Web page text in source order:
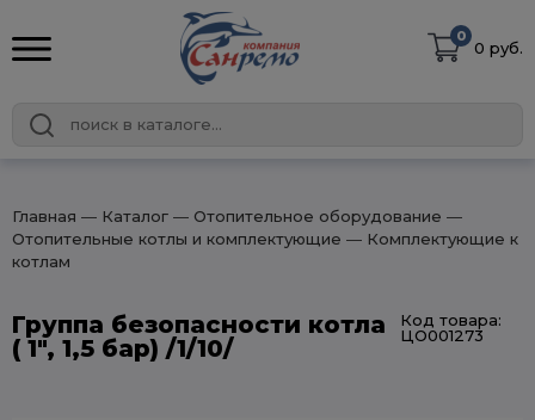
0
0 руб.
Главная ― Каталог ― Отопительное оборудование ―
Отопительные котлы и комплектующие ― Комплектующие к
котлам
Группа безопасности котла
( 1", 1,5 бар) /1/10/
Код товара:
ЦО001273